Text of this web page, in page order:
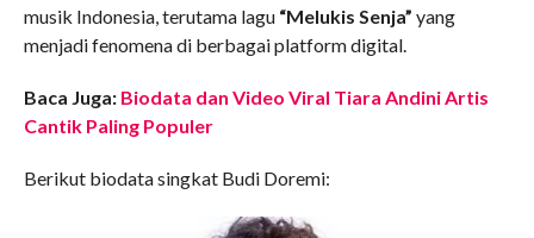
musik Indonesia, terutama lagu “Melukis Senja” yang
menjadi fenomena di berbagai platform digital.
Baca Juga: Biodata dan Video Viral Tiara Andini Artis
Cantik Paling Populer
Berikut biodata singkat Budi Doremi: